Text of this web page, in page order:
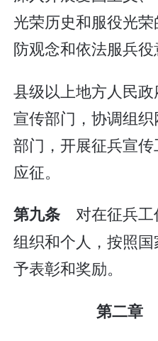
光荣历史和服役光
防观念和依法服兵役
县级以上地方人民
宣传部门，协调组
部门，开展征兵宣
应征。
第九条 对在征兵工
组织和个人，按照
予表彰和奖励。
第二章